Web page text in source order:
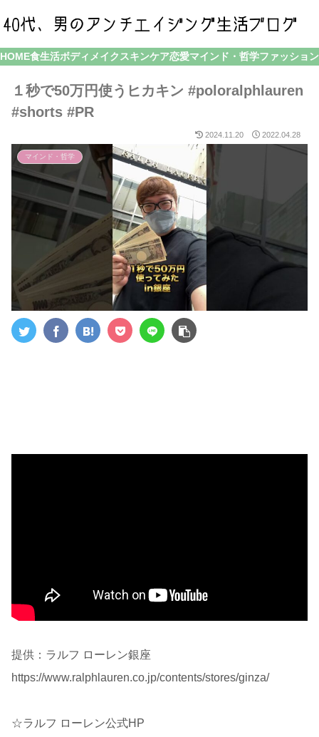
HOME食生活ボディメイク スキンケア恋愛マインド・哲学ファッション
１秒で50万円使うヒカキン #poloralphlauren
#shorts #PR
2024.11.20 2022.04.28
マインド・哲学
提供：ラルフ ローレン銀座
https://www.ralphlauren.co.jp/contents/stores/ginza/
☆ラルフ ローレン公式HP